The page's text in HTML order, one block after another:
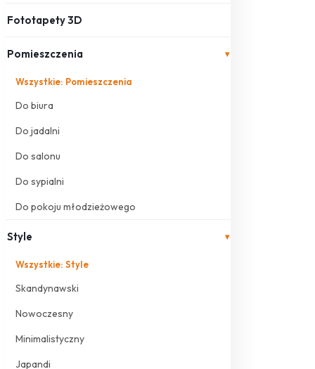
Fototapety 3D
Pomieszczenia ▾
Wszystkie: Pomieszczenia
Do biura
Do jadalni
Do salonu
Do sypialni
Do pokoju młodzieżowego
Style ▾
Wszystkie: Style
Skandynawski
Nowoczesny
Minimalistyczny
Japandi